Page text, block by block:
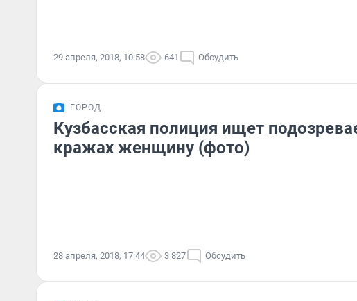
29 апреля, 2018, 10:58 641 Обсудить
ГОРОД
Кузбасская полиция ищет
кражах женщину (фото)
28 апреля, 2018, 17:44 3 827 Обсудить